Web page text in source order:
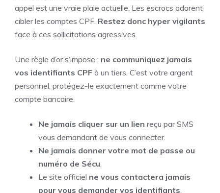
appel est une vraie plaie actuelle. Les escrocs adorent
cibler les comptes CPF. Restez donc hyper vigilants
face à ces sollicitations agressives.
Une règle d’or s’impose : ne communiquez jamais
vos identifiants CPF à un tiers. C’est votre argent
personnel, protégez-le exactement comme votre
compte bancaire.
Ne jamais cliquer sur un lien reçu par SMS
vous demandant de vous connecter.
Ne jamais donner votre mot de passe ou
numéro de Sécu.
Le site officiel ne vous contactera jamais
pour vous demander vos identifiants.